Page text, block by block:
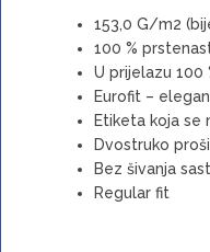
153,0 G/m2
100 %
U prijelazu 100
Eurofit –
Etiketa koja se
Dvostruko
Bez šivanja
Regular fit